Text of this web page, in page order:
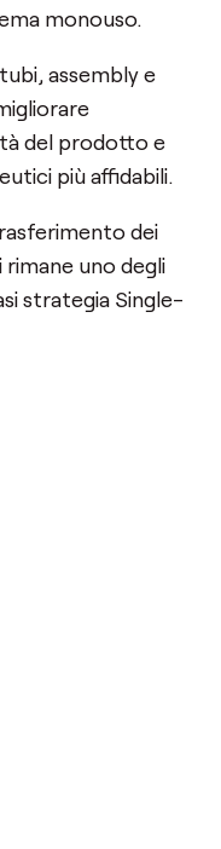
monouso.
assembly e
del prodotto e
più affidabili.
dei
uno degli
strategia Single-